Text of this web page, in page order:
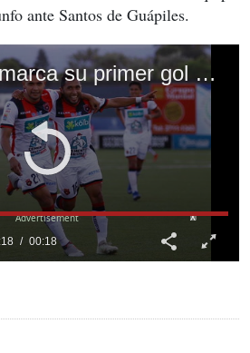
ante Santos de Guápiles.
Roger Rojas marca su primer gol de la temporada con el Alajuelense de Costa Rica
00:18
X